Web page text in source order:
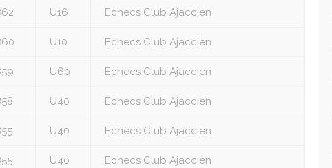
U16 Echecs Club Ajaccien
U10 Echecs Club Ajaccien
U60 Echecs Club Ajaccien
U40 Echecs Club Ajaccien
U40 Echecs Club Ajaccien
U40 Echecs Club Ajaccien